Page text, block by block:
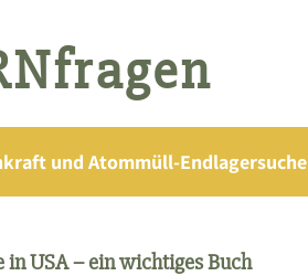
und Atommüll-Endlagersuche
in USA – ein wichtiges Buch